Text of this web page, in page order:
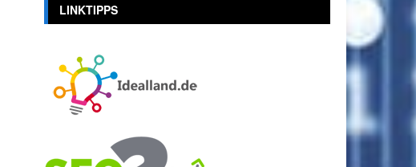
LINKTIPPS